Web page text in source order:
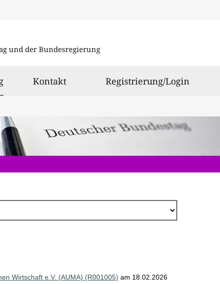
und der Bundesregierung
ausgewählt
Kontakt Registrierung/Login
Wirtschaft e.V. (AUMA) (R001005) am 18.02.2026